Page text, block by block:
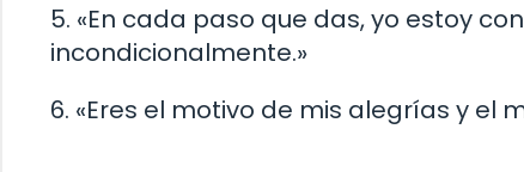
5. «En cada paso que das, yo estoy
incondicionalmente.»
6. «Eres el motivo de mis alegrías y el